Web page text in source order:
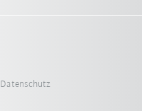
Datenschutz